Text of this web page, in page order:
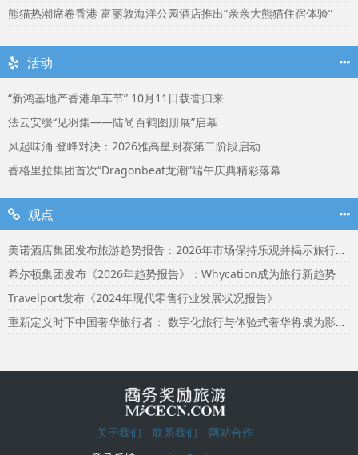
熊猫热潮席卷香港 富丽敦海洋公园酒店推出“亲亲大熊猫住宿体验”
活动
“新鸿基地产香港单车节” 10月11日载誉归来
法云安缦“见羽集——陆尚百鹤图册展”启幕
风起味涌 登峰对决：2026雅高星厨赛第二阶段启动
香格里拉集团首次“Dragonbeat龙潮”端午庆典精彩落幕
观点
美诺酒店集团发布旅游趋势报告：2026年市场保持乐观并揭示旅行者渴望联结
希尔顿集团发布《2026年趋势报告》：Whycation成为旅行新趋势
Travelport发布《2024年现代零售行业发展状况报告》
重新定义时下中国奢华旅行者： 数字化旅行与体验式奢华将成为影响2024年旅行选择的关键词
关于我们 联系我们
网站合作